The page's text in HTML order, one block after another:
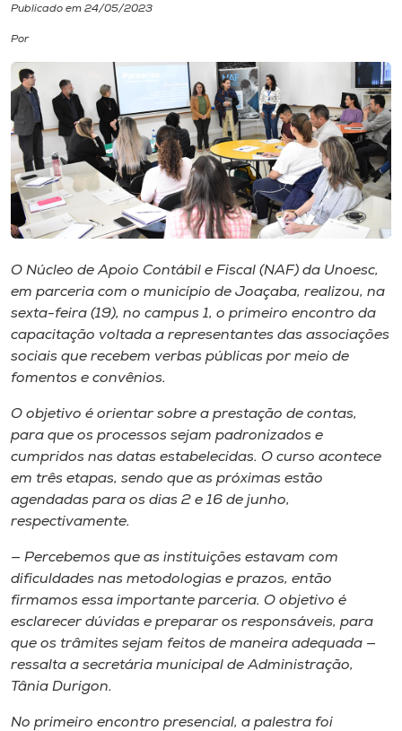
I.nova
Diplomados
Cultura
CPA
Editora
Rádio
Museu
Unoesc
Store
Selecione
o idioma
A+
A-
Publicado em 24/05/2023
Por
O Núcleo de Apoio Contábil e Fiscal (NAF) da Unoesc,
em parceria com o município de Joaçaba, realizou, na
sexta-feira (19), no campus 1, o primeiro encontro da
capacitação voltada a representantes das associações
sociais que recebem verbas públicas por meio de
fomentos e convênios.
O objetivo é orientar sobre a prestação de contas,
para que os processos sejam padronizados e
cumpridos nas datas estabelecidas. O curso acontece
em três etapas, sendo que as próximas estão
agendadas para os dias 2 e 16 de junho,
respectivamente.
— Percebemos que as instituições estavam com
dificuldades nas metodologias e prazos, então
firmamos essa importante parceria. O objetivo é
esclarecer dúvidas e preparar os responsáveis, para
que os trâmites sejam feitos de maneira adequada —
ressalta a secretária municipal de Administração,
Tânia Durigon.
No primeiro encontro presencial, a palestra foi